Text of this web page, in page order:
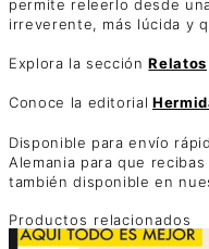
permite releerlo desde
irreverente, más lúcida y
Explora la secciónRelatos
Conoce la editorial
Disponible para envío
Alemania para que
también disponible en
Productos relacionados